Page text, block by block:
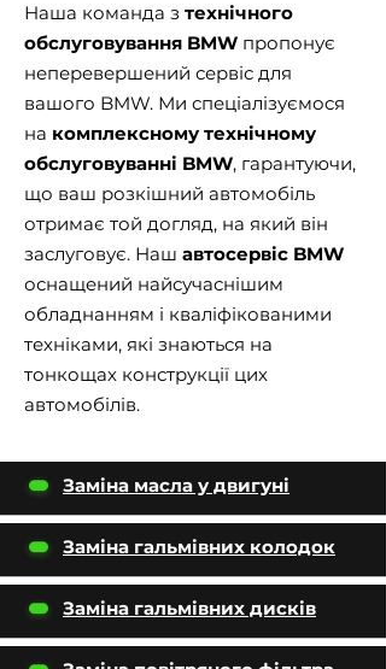
Наша команда з технічного
обслуговування BMW пропонує
неперевершений сервіс для
вашого BMW. Ми спеціалізуємося
на комплексному технічному
обслуговуванні BMW, гарантуючи,
що ваш розкішний автомобіль
отримає той догляд, на який він
заслуговує. Наш автосервіс BMW
оснащений найсучаснішим
обладнанням і кваліфікованими
техніками, які знаються на
тонкощах конструкції цих
автомобілів.
Заміна масла у двигуні
Заміна гальмівних колодок
Заміна гальмівних дисків